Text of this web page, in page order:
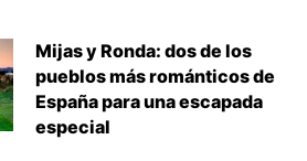
Mijas y Ronda: dos de los
pueblos más románticos de
España para una escapada
especial